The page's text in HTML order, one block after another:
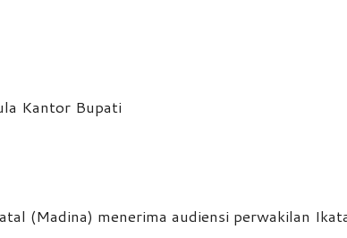
(Madina) menerima audiensi perwakilan